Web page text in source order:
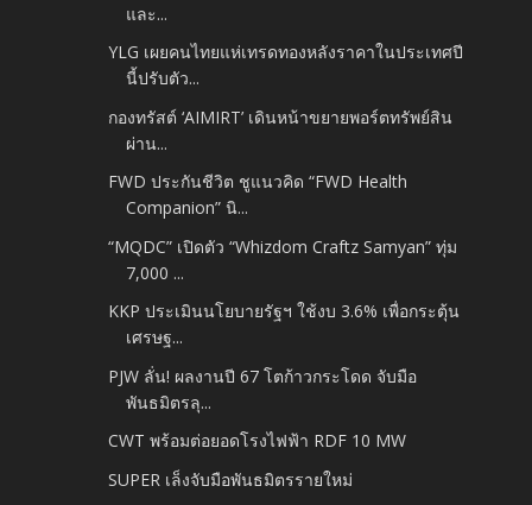
และ...
YLG เผยคนไทยแห่เทรดทองหลังราคาในประเทศปี
นี้ปรับตัว...
กองทรัสต์ ‘AIMIRT’ เดินหน้าขยายพอร์ตทรัพย์สิน
ผ่าน...
FWD ประกันชีวิต ชูแนวคิด “FWD Health
Companion” นิ...
“MQDC” เปิดตัว “Whizdom Craftz Samyan” ทุ่ม
7,000 ...
KKP ประเมินนโยบายรัฐฯ ใช้งบ 3.6% เพื่อกระตุ้น
เศรษฐ...
PJW ลั่น! ผลงานปี 67 โตก้าวกระโดด จับมือ
พันธมิตรลุ...
CWT พร้อมต่อยอดโรงไฟฟ้า RDF 10 MW
SUPER เล็งจับมือพันธมิตรรายใหม่